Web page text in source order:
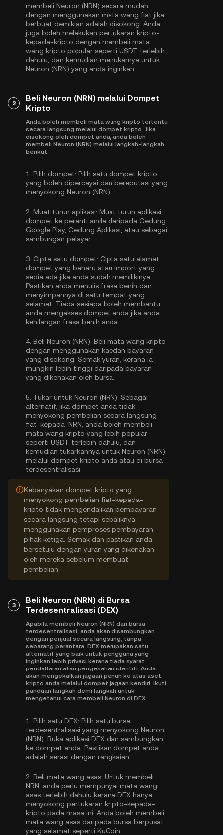
membeli Neuron (NRN) secara mudah
dengan menggunakan mata wang fiat jika
berbuat demikian adalah disokong. Anda
juga boleh melakukan pertukaran kripto-
kepada-kripto dengan membeli mata
wang kripto popular seperti USDT terlebih
dahulu, dan kemudian menukarnya untuk
Neuron (NRN) yang anda inginkan.
2
Beli Neuron (NRN) melalui Dompet
Kripto
Anda boleh membeli mata wang kripto tertentu
secara langsung melalui dompet kripto. Jika
disokong oleh dompet anda, anda boleh
membeli Neuron (NRN) melalui langkah-langkah
berikut:
1. Pilih dompet: Pilih satu dompet kripto
yang boleh dipercayai dan bereputasi yang
menyokong Neuron (NRN).
2. Muat turun aplikasi: Muat turun aplikasi
dompet ke peranti anda daripada Gedung
Google Play, Gedung Aplikasi, atau sebagai
sambungan pelayar.
3. Cipta satu dompet: Cipta satu alamat
dompet yang baharu atau import yang
sedia ada jika anda sudah memilikinya.
Pastikan anda menulis frasa benih dan
menyimpannya di satu tempat yang
selamat. Tiada sesiapa boleh membantu
anda mengakses dompet anda jika anda
kehilangan frasa benih anda.
4. Beli Neuron (NRN): Beli mata wang kripto
dengan menggunakan kaedah bayaran
yang disokong. Semak yuran, kerana ia
mungkin lebih tinggi daripada bayaran
yang dikenakan oleh bursa.
5. Tukar untuk Neuron (NRN): Sebagai
alternatif, jika dompet anda tidak
menyokong pembelian secara langsung
fiat-kepada-NRN, anda boleh membeli
mata wang kripto yang lebih popular
seperti USDT terlebih dahulu, dan
kemudian tukarkannya untuk Neuron (NRN)
melalui dompet kripto anda atau di bursa
terdesentralisasi.
Kebanyakan dompet kripto yang
menyokong pembelian fiat-kepada-
kripto tidak mengendalikan pembayaran
secara langsung tetapi sebaliknya
menggunakan pemproses pembayaran
pihak ketiga. Semak dan pastikan anda
bersetuju dengan yuran yang dikenakan
oleh mereka sebelum membuat
pembelian.
3
Beli Neuron (NRN) di Bursa
Terdesentralisasi (DEX)
Apabila membeli Neuron (NRN) dari bursa
terdesentralisasi, anda akan disambungkan
dengan penjual secara langsung, tanpa
sebarang perantara. DEX merupakan satu
alternatif yang baik untuk pengguna yang
inginkan lebih privasi kerana tiada syarat
pendaftaran atau pengesahan identiti. Anda
akan mengekalkan jagaan penuh ke atas aset
kripto anda melalui dompet jagaan kendiri. Ikuti
panduan langkah demi langkah untuk
mengetahui cara membeli Neuron di DEX.
1. Pilih satu DEX: Pilih satu bursa
terdesentralisasi yang menyokong Neuron
(NRN). Buka aplikasi DEX dan sambungkan
ke dompet anda. Pastikan dompet anda
adalah serasi dengan rangkaian.
2. Beli mata wang asas: Untuk membeli
NRN, anda perlu mempunyai mata wang
asas terlebih dahulu kerana DEX hanya
menyokong pertukaran kripto-kepada-
kripto pada masa ini. Anda boleh membeli
mata wang asas daripada bursa berpusat
yang selamat seperti KuCoin.